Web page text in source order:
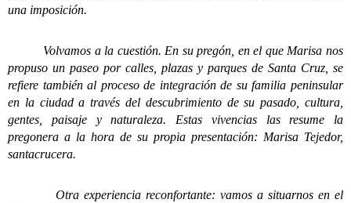
una imposición.
Volvamos a la cuestión. En su pregón, en el que Marisa nos
propuso un paseo por calles, plazas y parques de Santa Cruz, se
refiere también al proceso de integración de su familia peninsular
en la ciudad a través del descubrimiento de su pasado, cultura,
gentes, paisaje y naturaleza. Estas vivencias las resume la
pregonera a la hora de su propia presentación: Marisa Tejedor,
santacrucera.
Otra experiencia reconfortante: vamos a situarnos en el